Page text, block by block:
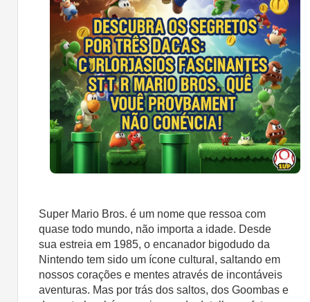
Super Mario Bros. é um nome que ressoa com
quase todo mundo, não importa a idade. Desde
sua estreia em 1985, o encanador bigodudo da
Nintendo tem sido um ícone cultural, saltando em
nossos corações e mentes através de incontáveis
aventuras. Mas por trás dos saltos, dos Goombas e